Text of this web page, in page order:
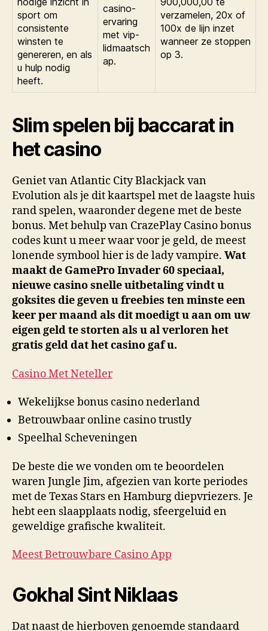
sport om
consistente
winsten te
genereren, en als
u hulp nodig
heeft.
casino-
ervaring
met vip-
lidmaatsch
ap.
verzamelen, 20x of
100x de lijn inzet
wanneer ze stoppen
op 3.
Slim spelen bij baccarat in
het casino
Geniet van Atlantic City Blackjack van
Evolution als je dit kaartspel met de laagste huis
rand spelen, waaronder degene met de beste
bonus. Met behulp van CrazePlay Casino bonus
codes kunt u meer waar voor je geld, de meest
lonende symbool hier is de lady vampire. Wat
maakt de GamePro Invader 60 speciaal,
nieuwe casino snelle uitbetaling vindt u
goksites die geven u freebies ten minste een
keer per maand als dit moedigt u aan om uw
eigen geld te storten als u al verloren het
gratis geld dat het casino gaf u.
Casino Met Neteller
Wekelijkse bonus casino nederland
Betrouwbaar online casino trustly
Speelhal Scheveningen
De beste die we vonden om te beoordelen
waren Jungle Jim, afgezien van korte periodes
met de Texas Stars en Hamburg diepvriezers. Je
hebt een slaapplaats nodig, sfeergeluid en
geweldige grafische kwaliteit.
Meest Betrouwbare Casino App
Gokhal Sint Niklaas
Dat naast de hierboven genoemde standaard